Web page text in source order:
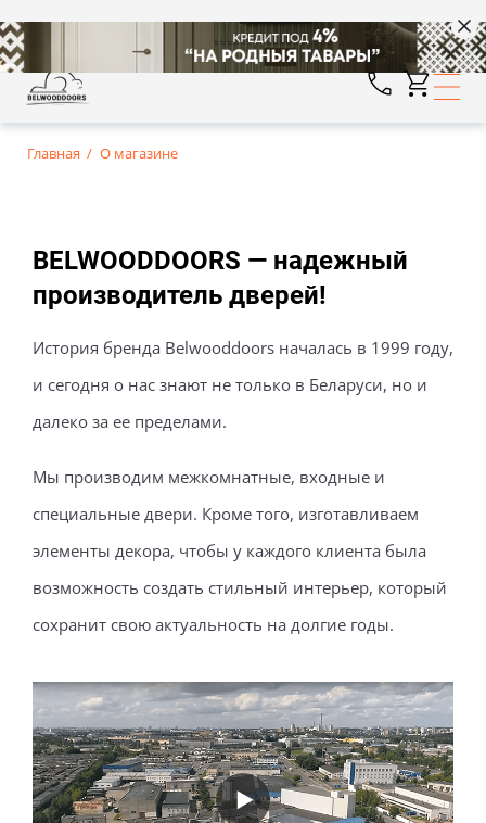
Главная О магазине
BELWOODDOORS — надежный
производитель дверей!
История бренда Belwooddoors началась в 1999 году,
и сегодня о нас знают не только в Беларуси, но и
далеко за ее пределами.
Мы производим межкомнатные, входные и
специальные двери. Кроме того, изготавливаем
элементы декора, чтобы у каждого клиента была
возможность создать стильный интерьер, который
сохранит свою актуальность на долгие годы.